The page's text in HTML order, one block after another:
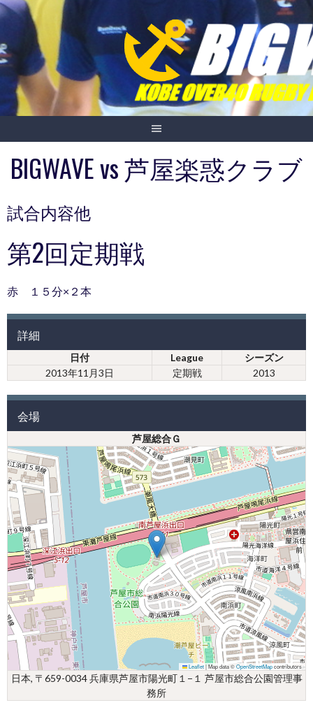
Skip
content
BIGWAVE vs 芦屋楽惑クラブ
試合内容他
第2回定期戦
赤 １５分×２本
詳細
日付 League
シーズン
2013年11月3日
定期戦 2013
会場
芦屋総合Ｇ
Leaflet|Map data ©OpenStreetMapcontributors
日本, 〒659-0034 兵庫県芦屋市陽光町１−１ 芦屋市総合公園管理事
務所